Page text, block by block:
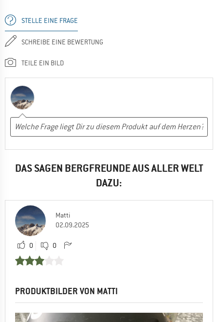
STELLE EINE FRAGE
SCHREIBE EINE BEWERTUNG
TEILE EIN BILD
DAS SAGEN BERGFREUNDE AUS ALLER WELT
DAZU:
Matti
02.09.2025
0 0
PRODUKTBILDER VON MATTI